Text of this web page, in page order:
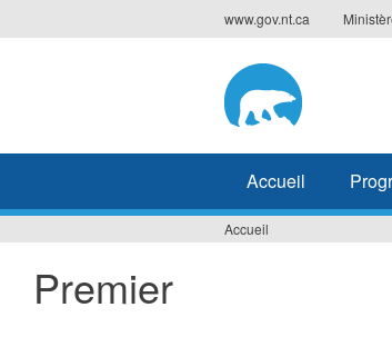
to
www.gov.nt.ca
Accueil
Accueil
Premier